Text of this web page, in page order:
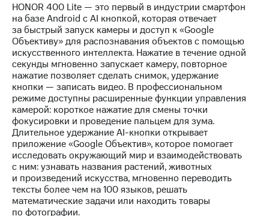
Документы
ПАО
"МТС"
Собрания
акционеров
Личный
кабинет
акционера
Акционерный
капитал
Контроль
и
аудит
Рынок
акций
Описание
Программа
HONOR 400 Lite — это первый в индустрии смартфон
на базе Android с AI кнопкой, которая отвечает
за быстрый запуск камеры и доступ к «Google
Объективу» для распознавания объектов с помощью
искусственного интеллекта. Нажатие в течение одной
секунды мгновенно запускает камеру, повторное
нажатие позволяет сделать снимок, удержание
кнопки — записать видео. В профессиональном
режиме доступны расширенные функции управления
камерой: короткое нажатие для смены точки
фокусировки и проведение пальцем для зума.
Длительное удержание AI-кнопки открывает
приложение «Google Объектив», которое помогает
исследовать окружающий мир и взаимодействовать
с ним: узнавать названия растений, животных
и произведений искусства, мгновенно переводить
тексты более чем на 100 языков, решать
математические задачи или находить товары
по фотографии.